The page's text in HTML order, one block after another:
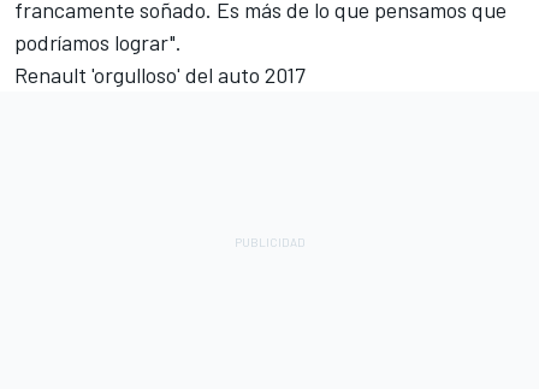
francamente soñado. Es más de lo que pensamos que
podríamos lograr".
Renault 'orgulloso' del auto 2017